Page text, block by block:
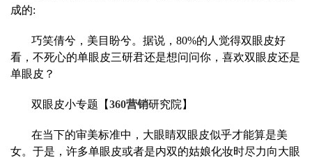
成的:
巧笑倩兮，美目盼兮。据说，80%的人觉得双眼皮好
看，不死心的单眼皮三研君还是想问问你，喜欢双眼皮还是
单眼皮？
双眼皮小专题【360营销研究院】
在当下的审美标准中，大眼睛双眼皮似乎才能算是美
女。于是，许多单眼皮或者是内双的姑娘化妆时尽力向大眼